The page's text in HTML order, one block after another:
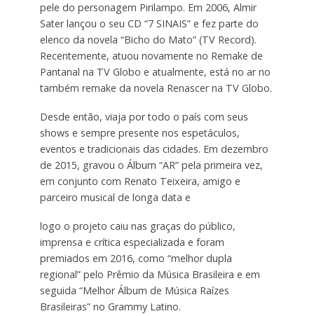
pele do personagem Pirilampo. Em 2006, Almir
Sater lançou o seu CD “7 SINAIS” e fez parte do
elenco da novela “Bicho do Mato” (TV Record).
Recentemente, atuou novamente no Remake de
Pantanal na TV Globo e atualmente, está no ar no
também remake da novela Renascer na TV Globo.
Desde então, viaja por todo o país com seus
shows e sempre presente nos espetáculos,
eventos e tradicionais das cidades. Em dezembro
de 2015, gravou o Álbum “AR” pela primeira vez,
em conjunto com Renato Teixeira, amigo e
parceiro musical de longa data e
logo o projeto caiu nas graças do público,
imprensa e crítica especializada e foram
premiados em 2016, como “melhor dupla
regional” pelo Prêmio da Música Brasileira e em
seguida “Melhor Álbum de Música Raízes
Brasileiras” no Grammy Latino.